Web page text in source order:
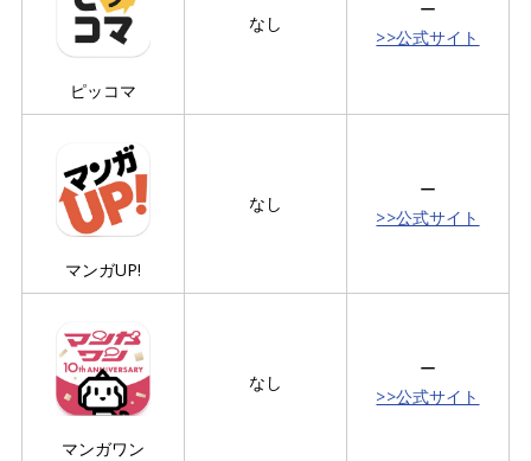
ピッコマ
なし
ー
>>公式サイト
マンガUP!
なし
ー
>>公式サイト
マンガワン
なし
ー
>>公式サイト